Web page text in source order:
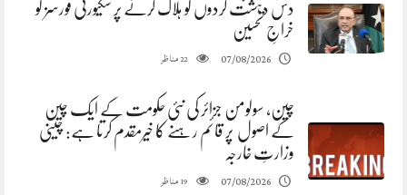
دس دہشت گردوں کو ہلاک کرنے پر سکیورٹی فورسز کو
خراجِ تحسین
07/08/2026
22مناظر
چین، سولومن جزائر کی نئی حکومت کے ایک چین
کے اصول پر قائم رہنے کا خیرمقدم کرتا ہے: چینی
وزارتِ خارجہ
07/08/2026
19مناظر